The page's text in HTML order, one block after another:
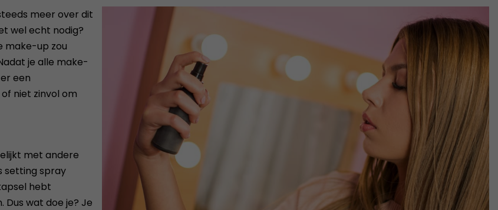
meer over dit
wel echt nodig?
make-up zou
je alle make-
een
niet zinvol om
met andere
setting spray
hebt
wat doe je? Je